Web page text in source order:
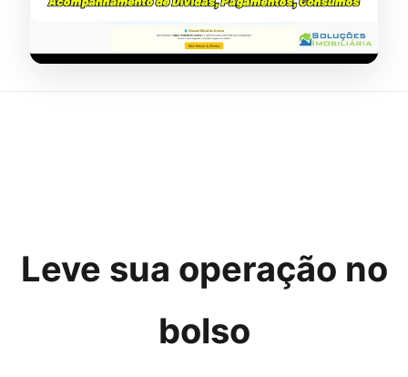
Leve sua operação no
bolso